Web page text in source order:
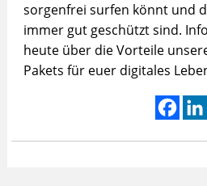
sorgenfrei surfen könnt und
immer gut geschützt sind.
heute über die Vorteile
Pakets für euer digitales